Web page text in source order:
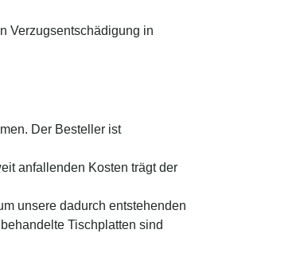
Verzugsentschädigung in
Der Besteller ist
anfallenden Kosten trägt der
unsere dadurch entstehenden
Tischplatten sind